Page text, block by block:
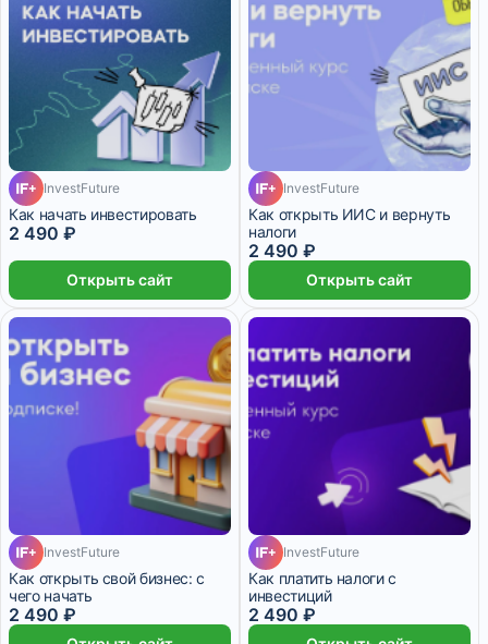
InvestFuture
Как начать инвестировать
2 490 ₽
Открыть сайт
InvestFuture
Как открыть ИИС и вернуть
налоги
2 490 ₽
Открыть сайт
InvestFuture
Как открыть свой бизнес: с
чего начать
2 490 ₽
InvestFuture
Как платить налоги с
инвестиций
2 490 ₽